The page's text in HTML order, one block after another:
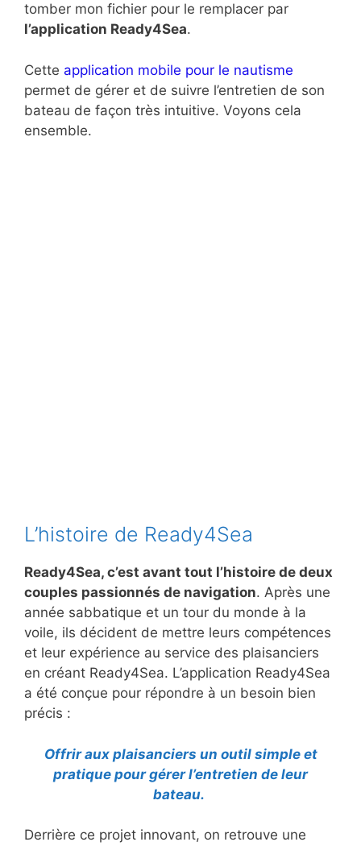
tomber mon fichier pour le remplacer par
l’application Ready4Sea.
Cette application mobile pour le nautisme
permet de gérer et de suivre l’entretien de son
bateau de façon très intuitive. Voyons cela
ensemble.
L’histoire de Ready4Sea
Ready4Sea, c’est avant tout l’histoire de deux
couples passionnés de navigation. Après une
année sabbatique et un tour du monde à la
voile, ils décident de mettre leurs compétences
et leur expérience au service des plaisanciers
en créant Ready4Sea. L’application Ready4Sea
a été conçue pour répondre à un besoin bien
précis :
Offrir aux plaisanciers un outil simple et
pratique pour gérer l’entretien de leur
bateau.
Derrière ce projet innovant, on retrouve une